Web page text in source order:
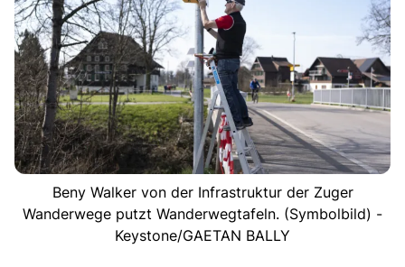
Beny Walker von der Infrastruktur der Zuger
Wanderwege putzt Wanderwegtafeln. (Symbolbild) -
Keystone/GAETAN BALLY